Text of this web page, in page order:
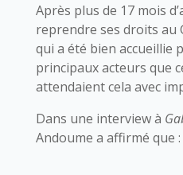
Après plus de 17 mois
reprendre ses droits au
qui a été bien accueillie
principaux acteurs que
attendaient cela avec
Dans une interview à
Andoume a affirmé que :